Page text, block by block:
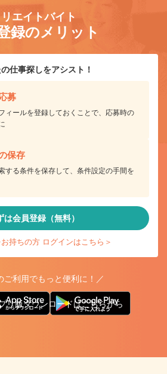
エイトバイト
録のメリット
仕事探しをアシスト！
募
ィールを登録しておくことで、応募時の
保存
する条件を保存して、条件設定の手間を
は会員登録（無料）
持ちの方 ログインはこちら＞
ご利用でもっと便利に！／
リ版ダウンロードはこちらから